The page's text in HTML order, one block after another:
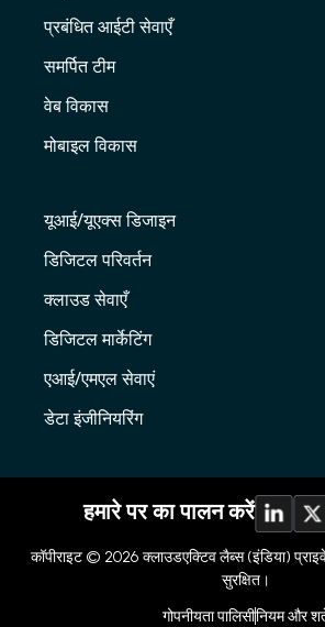
प्रबंधित आईटी सेवाएँ
समर्पित टीम
वेब विकास
मोबाइल विकास
यूआई/यूएक्स डिजाइन
डिजिटल परिवर्तन
क्लाउड सेवाएँ
डिजिटल मार्केटिंग
एआई/एमएल सेवाएं
डेटा इंजीनियरिंग
हमारे पर का पालन करें
कॉपीराइट © 2026 क्लाउडएक्टिव लैब्स (इंडिया)
सुरक्षित।
गोपनीयता पालिसीनियम और